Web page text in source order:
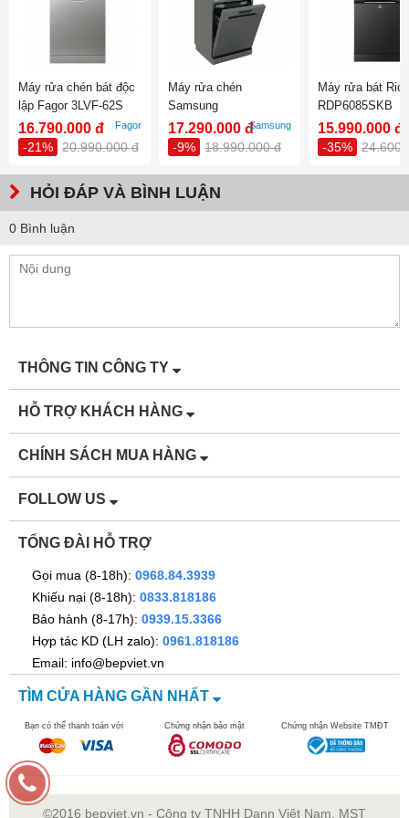
Cảnh báo tự động và an toàn của Máy Rửa Bát Dann
SDS88LUX15E:
3 in 1
Child-Lock
Máy rửa chén bát độc
lập Fagor 3LVF-62S
16.790.000 đ
-21% 20.990.000 đ
Fagor
Máy rửa chén
Samsung
DW60CG550FSGSV
17.290.000 đ
-9% 18.990.000 đ
Samsung
Máy rửa bát
RDP6085SKB
15.990.000 đ
-35%
HỎI ĐÁP VÀ BÌNH LUẬN
0 Bình luận
THÔNG TIN CÔNG TY
HỖ TRỢ KHÁCH HÀNG
CHÍNH SÁCH MUA HÀNG
FOLLOW US
TỔNG ĐÀI HỖ TRỢ
Gọi mua (8-18h): 0968.84.3939
Khiếu nại (8-18h): 0833.818186
Bảo hành (8-17h): 0939.15.3366
Hợp tác KD (LH zalo): 0961.818186
Email: info@bepviet.vn
TÌM CỬA HÀNG GẦN NHẤT
Bạn có thể thanh toán với Chứng nhận bảo mật Chứng nhận Website TMĐT
©2016 bepviet.vn - Công ty TNHH Dann Việt Nam. MST